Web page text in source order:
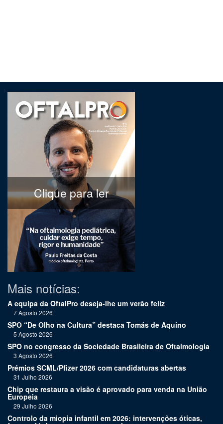
Clique para ler
Mais notícias:
A equipa da OftalPro deseja-lhe um verão feliz
7 Agosto 2026
SPO “De Olho na Cultura” destaca Tomás de Aquino
5 Agosto 2026
SPO no congresso da Sociedade Brasileira de Oftalmologia
3 Agosto 2026
Prémios SCML/Pfizer 2026 com candidaturas abertas
31 Julho 2026
Chip que restaura a visão é aprovado para venda na União
Europeia
29 Julho 2026
Controlo da miopia infantil em 2026: intervenções óticas,